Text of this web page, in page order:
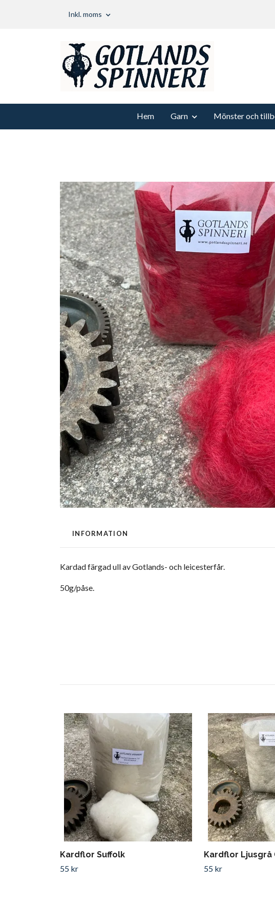
Inkl. moms
Hem Garn Mönster och
INFORMATION
Kardad färgad ull av Gotlands- och leicesterfår.
50g/påse.
Kardflor Suffolk
55 kr
Kardflor Ljusgrå
55 kr